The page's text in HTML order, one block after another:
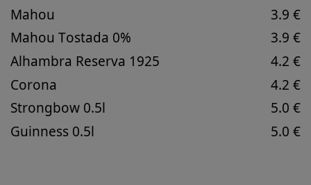
Mahou
Mahou Tostada 0%
Alhambra Reserva 1925
Corona
Strongbow 0.5l
Guinness 0.5l
3.9 €
3.9 €
4.2 €
4.2 €
5.0 €
5.0 €